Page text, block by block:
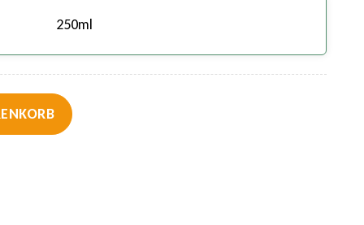
250ml
& kaltgepresst Menge